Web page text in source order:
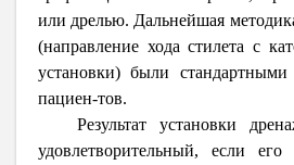
или дрелью. Дальнейшая
(направление хода стилета с
установки) были
пациен-тов.
Результат установки
удовлетворительный, если